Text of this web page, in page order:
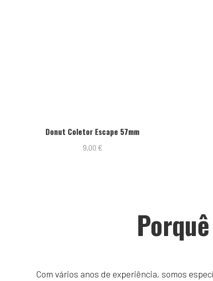
Donut Coletor Escape 57mm
9,00 €
Com vários anos de experiência, somos